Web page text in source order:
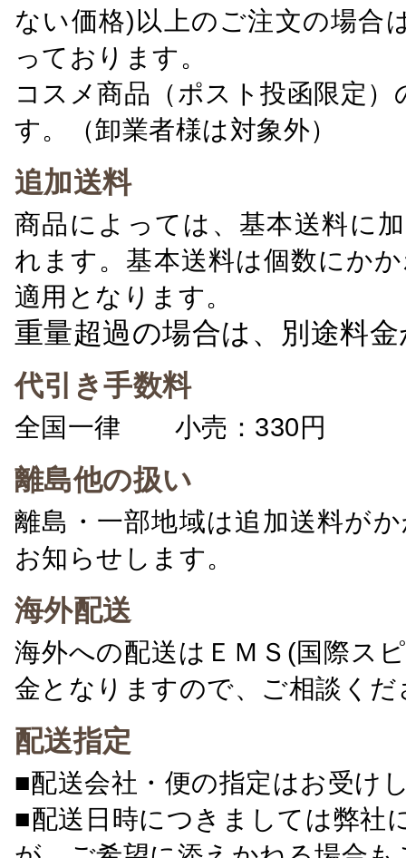
ない価格)以上のご注文の場合
っております。
コスメ商品（ポスト投函限定
す。（卸業者様は対象外）
追加送料
商品によっては、基本送料に
れます。基本送料は個数にか
適用となります。
重量超過の場合は、別途料
代引き手数料
全国一律 小売：330円 卸
離島他の扱い
離島・一部地域は追加送料が
お知らせします。
海外配送
海外への配送はＥＭＳ(国際ス
金となりますので、ご相談くだ
配送指定
■配送会社・便の指定はお受け
■配送日時につきましては弊社